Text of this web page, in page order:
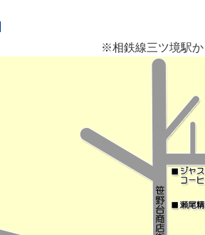
※相鉄線三ツ境駅